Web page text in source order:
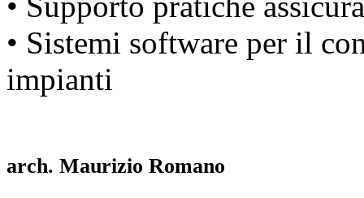
• Sistemi software per il
impianti
arch. Maurizio Romano